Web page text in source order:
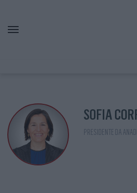
SOFIA
PRESIDENTE DA